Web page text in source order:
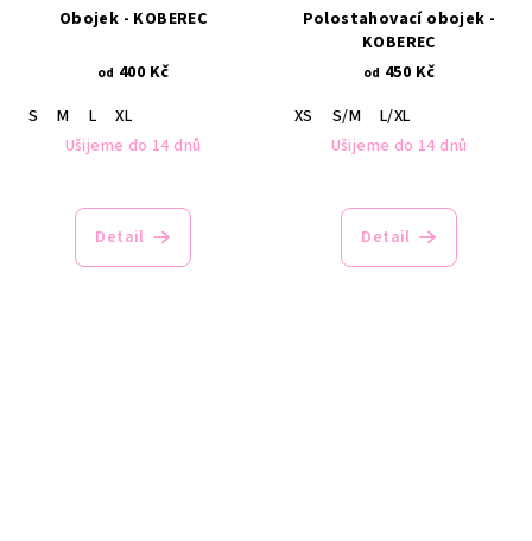
Obojek - KOBEREC
od 400 Kč
S
M L
XL
Ušijeme do 14 dnů
hodnocení
produktu
Detail
Polostahovací obojek -
KOBEREC
od 450 Kč
XS
S/M
L/XL
Ušijeme do 14 dnů
Detail